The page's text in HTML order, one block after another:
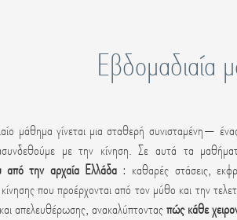
Εβδομαδιαία
μάθημα γίνεται μια σταθερή συνισταμένη—
με την κίνηση. Σε αυτά τα
από την αρχαία Ελλάδα: καθαρές στάσεις,
κίνησης που προέρχονται από τον μύθο και την
απελευθέρωσης, ανακαλύπτονταςπώς κάθε